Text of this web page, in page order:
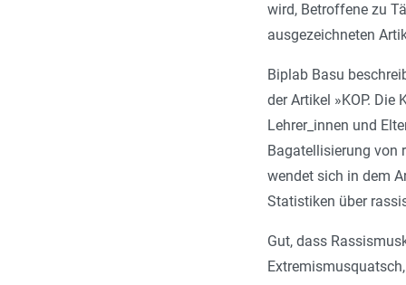
wird, Betroffene zu
ausgezeichneten
Biplab Basu
der Artikel »KOP.
Lehrer_innen und
Bagatellisierung von
wendet sich in dem
Statistiken über
Gut, dass